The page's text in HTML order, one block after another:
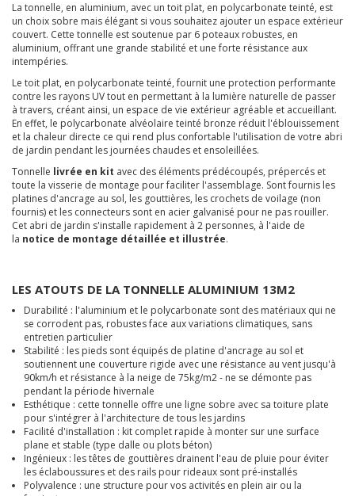
La tonnelle, en aluminium, avec un toit plat, en polycarbonate teinté, est
un choix sobre mais élégant si vous souhaitez ajouter un espace extérieur
couvert. Cette tonnelle est soutenue par 6 poteaux robustes, en
aluminium, offrant une grande stabilité et une forte résistance aux
intempéries.
Le toit plat, en polycarbonate teinté, fournit une protection performante
contre les rayons UV tout en permettant à la lumière naturelle de passer
à travers, créant ainsi, un espace de vie extérieur agréable et accueillant.
En effet, le polycarbonate alvéolaire teinté bronze réduit l'éblouissement
et la chaleur directe ce qui rend plus confortable l'utilisation de votre abri
de jardin pendant les journées chaudes et ensoleillées.
Tonnelle livrée en kit avec des éléments prédécoupés, prépercés et
toute la visserie de montage pour faciliter l'assemblage. Sont fournis les
platines d'ancrage au sol, les gouttières, les crochets de voilage (non
fournis) et les connecteurs sont en acier galvanisé pour ne pas rouiller.
Cet abri de jardin s'installe rapidement à 2 personnes, à l'aide de
la notice de montage détaillée et illustrée.
LES ATOUTS DE LA TONNELLE ALUMINIUM 13M2
Durabilité : l'aluminium et le polycarbonate sont des matériaux qui ne
se corrodent pas, robustes face aux variations climatiques, sans
entretien particulier
Stabilité : les pieds sont équipés de platine d'ancrage au sol et
soutiennent une couverture rigide avec une résistance au vent jusqu'à
90km/h et résistance à la neige de 75kg/m2 - ne se démonte pas
pendant la période hivernale
Esthétique : cette tonnelle offre une ligne sobre avec sa toiture plate
pour s'intégrer à l'architecture de tous les jardins
Facilité d'installation : kit complet rapide à monter sur une surface
plane et stable (type dalle ou plots béton)
Ingénieux : les têtes de gouttières drainent l'eau de pluie pour éviter
les éclaboussures et des rails pour rideaux sont pré-installés
Polyvalence : une structure pour vos activités en plein air ou la